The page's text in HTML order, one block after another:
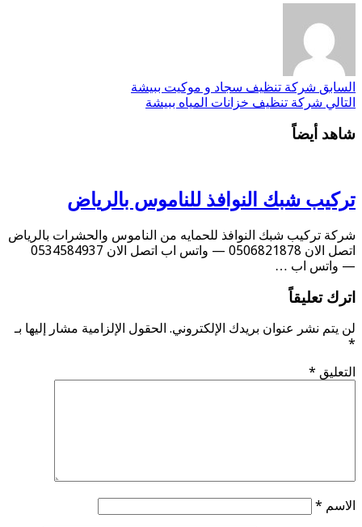
السابق شركة تنظيف سجاد و موكيت ببيشة
التالي شركة تنظيف خزانات المياه ببيشة
شاهد أيضاً
تركيب شبك النوافذ للناموس بالرياض
شركة تركيب شبك النوافذ للحمايه من الناموس والحشرات بالرياض
اتصل الان 0506821878 — واتس اب اتصل الان 0534584937
— واتس اب …
اترك تعليقاً
لن يتم نشر عنوان بريدك الإلكتروني. الحقول الإلزامية مشار إليها بـ
*
التعليق *
الاسم *